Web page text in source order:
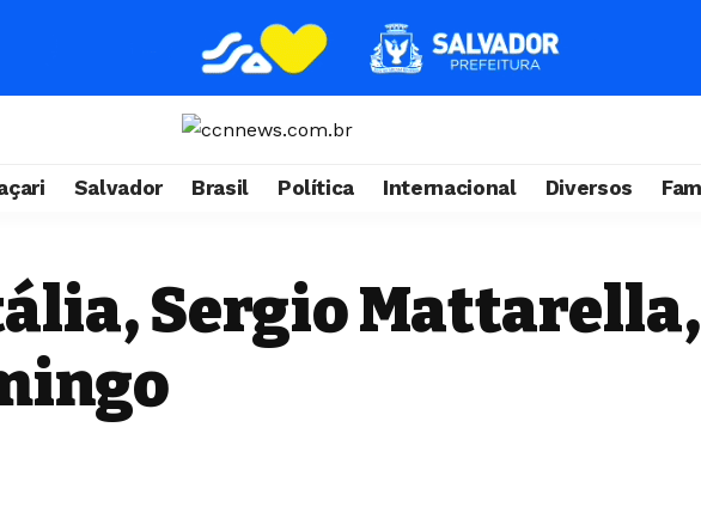
Salvador Brasil Política Internacional Diversos
Sergio Mattarella,